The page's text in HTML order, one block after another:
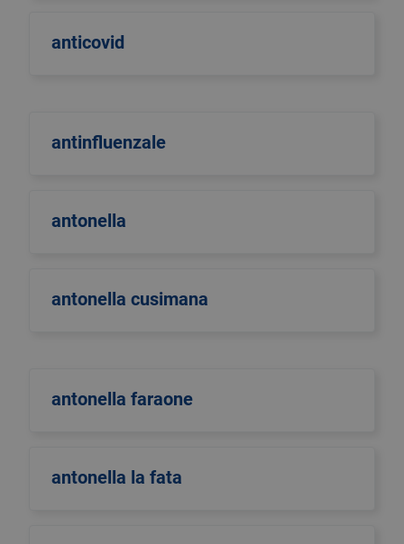
anticovid
antinfluenzale
antonella
antonella cusimana
antonella faraone
antonella la fata